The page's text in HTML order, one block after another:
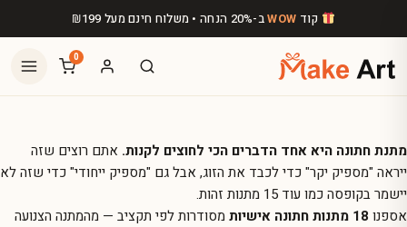
דלג לתוכן הראשי קוד WOWב-20% הנחה • משלוח חינם מעל ₪199
0
מתנת חתונה היא אחד הדברים הכי לחוצים לקנות. אתם רוצים שזה
ייראה "מספיק יקר" כדי לכבד את הזוג, אבל גם "מספיק ייחודי" כדי שזה לא
יישמר בקופסה כמו עוד 15 מתנות זהות.
אספנו 18 מתנות חתונה אישיות
מסודרות לפי תקציב — מהמתנה הצנועה